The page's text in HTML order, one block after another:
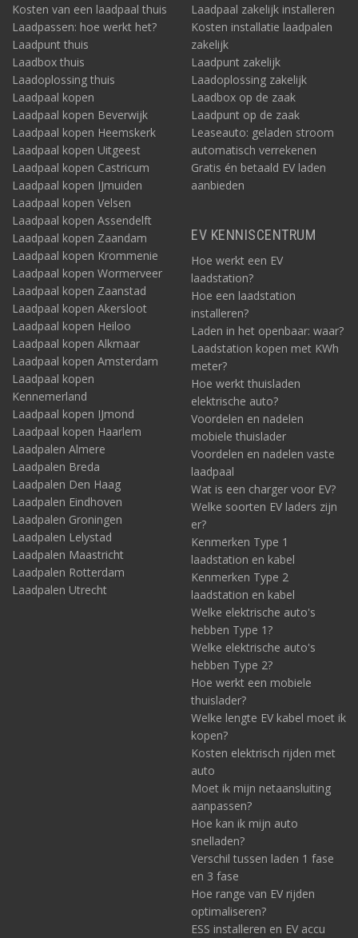
Kosten van een laadpaal thuis
Laadpassen: hoe werkt het?
Laadpunt thuis
Laadbox thuis
Laadoplossing thuis
Laadpaal kopen
Laadpaal kopen Beverwijk
Laadpaal kopen Heemskerk
Laadpaal kopen Uitgeest
Laadpaal kopen Castricum
Laadpaal kopen IJmuiden
Laadpaal kopen Velsen
Laadpaal kopen Assendelft
Laadpaal kopen Zaandam
Laadpaal kopen Krommenie
Laadpaal kopen Wormerveer
Laadpaal kopen Zaanstad
Laadpaal kopen Akersloot
Laadpaal kopen Heiloo
Laadpaal kopen Alkmaar
Laadpaal kopen Amsterdam
Laadpaal kopen
Kennemerland
Laadpaal kopen IJmond
Laadpaal kopen Haarlem
Laadpalen Almere
Laadpalen Breda
Laadpalen Den Haag
Laadpalen Eindhoven
Laadpalen Groningen
Laadpalen Lelystad
Laadpalen Maastricht
Laadpalen Rotterdam
Laadpalen Utrecht
Laadpaal zakelijk installeren
Kosten installatie laadpalen
zakelijk
Laadpunt zakelijk
Laadoplossing zakelijk
Laadbox op de zaak
Laadpunt op de zaak
Leaseauto: geladen stroom
automatisch verrekenen
Gratis én betaald EV laden
aanbieden
EV KENNISCENTRUM
Hoe werkt een EV
laadstation?
Hoe een laadstation
installeren?
Laden in het openbaar: waar?
Laadstation kopen met KWh
meter?
Hoe werkt thuisladen
elektrische auto?
Voordelen en nadelen
mobiele thuislader
Voordelen en nadelen vaste
laadpaal
Wat is een charger voor EV?
Welke soorten EV laders zijn
er?
Kenmerken Type 1
laadstation en kabel
Kenmerken Type 2
laadstation en kabel
Welke elektrische auto's
hebben Type 1?
Welke elektrische auto's
hebben Type 2?
Hoe werkt een mobiele
thuislader?
Welke lengte EV kabel moet ik
kopen?
Kosten elektrisch rijden met
auto
Moet ik mijn netaansluiting
aanpassen?
Hoe kan ik mijn auto
snelladen?
Verschil tussen laden 1 fase
en 3 fase
Hoe range van EV rijden
optimaliseren?
ESS installeren en EV accu